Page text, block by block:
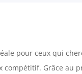
pour ceux qui
compétitif. Grâce au